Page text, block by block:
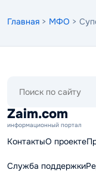
Главная > МФО >
сайту
Zaim.com
информационный портал
КонтактыО проекте
Служба поддержки